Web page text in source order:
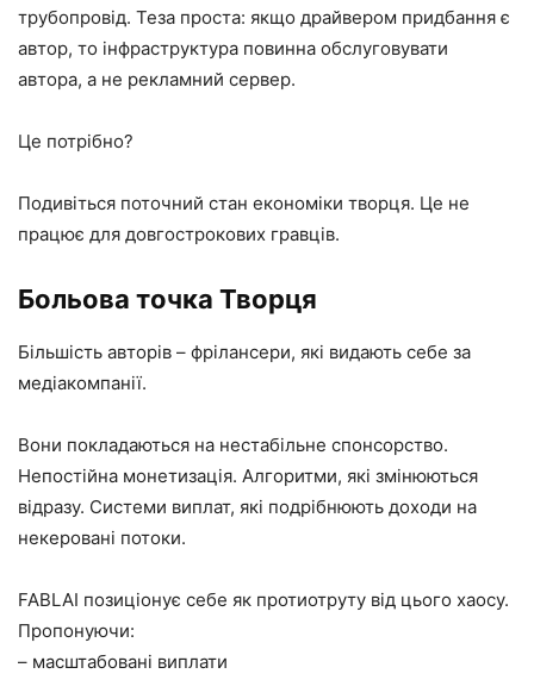
трубопровід. Теза проста: якщо драйвером придбання є
автор, то інфраструктура повинна обслуговувати
автора, а не рекламний сервер.
Це потрібно?
Подивіться поточний стан економіки творця. Це не
працює для довгострокових гравців.
Больова точка Творця
Більшість авторів – фрілансери, які видають себе за
медіакомпанії.
Вони покладаються на нестабільне спонсорство.
Непостійна монетизація. Алгоритми, які змінюються
відразу. Системи виплат, які подрібнюють доходи на
некеровані потоки.
FABLAI позиціонує себе як протиотруту від цього хаосу.
Пропонуючи:
– масштабовані виплати